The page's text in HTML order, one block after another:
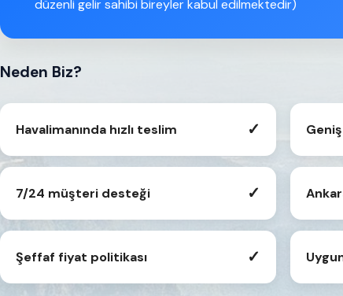
düzenli gelir sahibi bireyler kabul edilmektedir)
Neden Biz?
Havalimanında hızlı teslim ✓
7/24 müşteri desteği ✓
Şeffaf fiyat politikası ✓